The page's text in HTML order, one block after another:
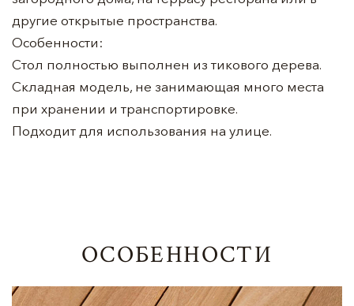
другие открытые пространства.
Особенности:
Стол полностью выполнен из тикового дерева.
Складная модель, не занимающая много места
при хранении и транспортировке.
Подходит для использования на улице.
ОСОБЕННОСТИ